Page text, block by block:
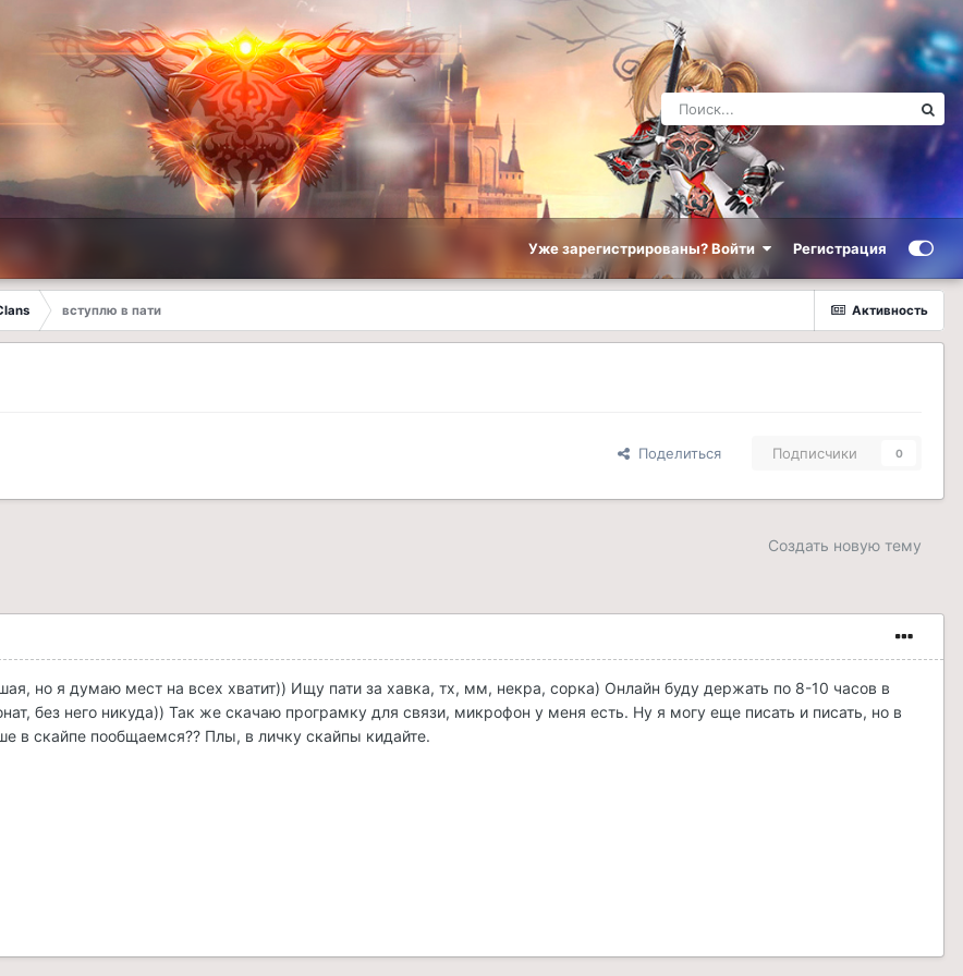
Уже зарегистрированы? Войти Регистрация
Активность
вступлю в пати
Поделиться Подписчики 0
Создать новую тему
но я думаю мест на всех хватит)) Ищу пати за хавка, тх, мм, некра, сорка) Онлайн буду держать по 8-10 часов в
без него никуда)) Так же скачаю програмку для связи, микрофон у меня есть. Ну я могу еще писать и писать, но в
в скайпе пообщаемся?? Плы, в личку скайпы кидайте.